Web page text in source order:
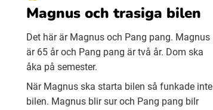
Magnus och trasiga bilen
Det här är Magnus och Pang pang. Magnus
är 65 år och Pang pang är två år. Dom ska
åka på semester.
När Magnus ska starta bilen så funkade inte
bilen. Magnus blir sur och Pang pang bilr